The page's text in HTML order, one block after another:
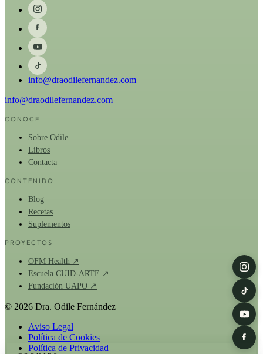
info@draodilefernandez.com
info@draodilefernandez.com
CONOCE
Sobre Odile
Libros
Contacta
CONTENIDO
Blog
Recetas
Suplementos
PROYECTOS
OFM Health ↗
Escuela CUID-ARTE ↗
Fundación UAPO ↗
© 2026 Dra. Odile Fernández
Aviso Legal
Política de Cookies
Política de Privacidad